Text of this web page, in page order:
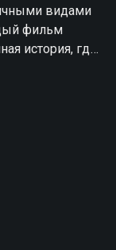
видами
фильм
история, где
героев